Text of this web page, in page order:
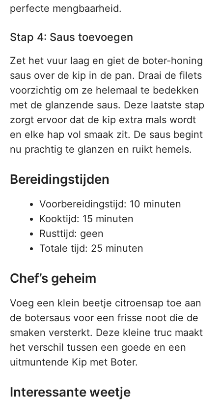
perfecte mengbaarheid.
Stap 4: Saus toevoegen
Zet het vuur laag en giet de boter-honing
saus over de kip in de pan. Draai de filets
voorzichtig om ze helemaal te bedekken
met de glanzende saus. Deze laatste stap
zorgt ervoor dat de kip extra mals wordt
en elke hap vol smaak zit. De saus begint
nu prachtig te glanzen en ruikt hemels.
Bereidingstijden
Voorbereidingstijd: 10 minuten
Kooktijd: 15 minuten
Rusttijd: geen
Totale tijd: 25 minuten
Chef’s geheim
Voeg een klein beetje citroensap toe aan
de botersaus voor een frisse noot die de
smaken versterkt. Deze kleine truc maakt
het verschil tussen een goede en een
uitmuntende Kip met Boter.
Interessante weetje